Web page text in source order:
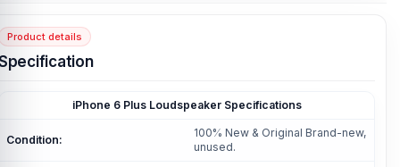
Product details
iPhone 6 Plus Loudspeaker Specifications
Condition:
100% New & Original Brand-new,
unused.